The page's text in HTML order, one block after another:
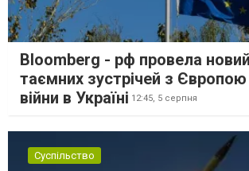
Bloomberg - рф провела
таємних зустрічей з
війни в Україні 12:45, 5 серпня
Суспільство